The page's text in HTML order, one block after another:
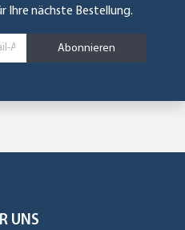
nächste Bestellung.
Abonnieren
UNS